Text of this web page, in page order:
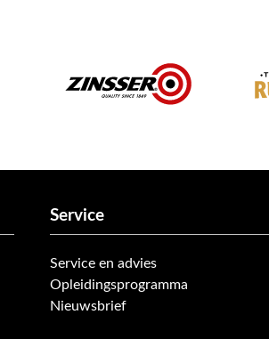
Service
Service en advies
Opleidingsprogramma
Nieuwsbrief